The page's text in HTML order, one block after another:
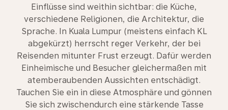
Einflüsse sind weithin sichtbar: die Küche,
verschiedene Religionen, die Architektur, die
Sprache. In Kuala Lumpur (meistens einfach KL
abgekürzt) herrscht reger Verkehr, der bei
Reisenden mitunter Frust erzeugt. Dafür werden
Einheimische und Besucher gleichermaßen mit
atemberaubenden Aussichten entschädigt.
Tauchen Sie ein in diese Atmosphäre und gönnen
Sie sich zwischendurch eine stärkende Tasse